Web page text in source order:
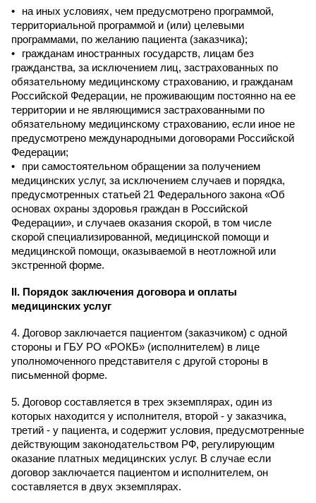
на иных условиях, чем предусмотрено программой,
территориальной программой и (или) целевыми
программами, по желанию пациента (заказчика);
гражданам иностранных государств, лицам без
гражданства, за исключением лиц, застрахованных по
обязательному медицинскому страхованию, и гражданам
Российской Федерации, не проживающим постоянно на ее
территории и не являющимися застрахованными по
обязательному медицинскому страхованию, если иное не
предусмотрено международными договорами Российской
Федерации;
при самостоятельном обращении за получением
медицинских услуг, за исключением случаев и порядка,
предусмотренных статьей 21 Федерального закона «Об
основах охраны здоровья граждан в Российской
Федерации», и случаев оказания скорой, в том числе
скорой специализированной, медицинской помощи и
медицинской помощи, оказываемой в неотложной или
экстренной форме.
II. Порядок заключения договора и оплаты
медицинских услуг
4. Договор заключается пациентом (заказчиком) с одной
стороны и ГБУ РО «РОКБ» (исполнителем) в лице
уполномоченного представителя с другой стороны в
письменной форме.
5. Договор составляется в трех экземплярах, один из
которых находится у исполнителя, второй - у заказчика,
третий - у пациента, и содержит условия, предусмотренные
действующим законодательством РФ, регулирующим
оказание платных медицинских услуг. В случае если
договор заключается пациентом и исполнителем, он
составляется в двух экземплярах.